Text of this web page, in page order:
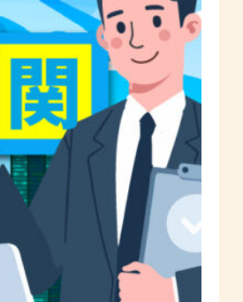
講師・教師
販売・接客